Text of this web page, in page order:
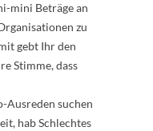
mini Beträge an
zu
gebt Ihr den
Stimme, dass
Ausreden suchen
hab Schlechtes